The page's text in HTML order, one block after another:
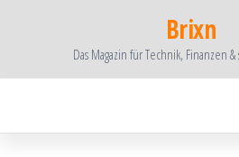
springen
Brixn
Das Magazin für Technik, Finanzen